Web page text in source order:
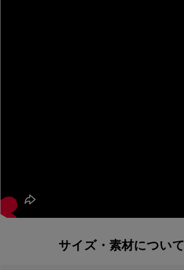
サイズ・素材について